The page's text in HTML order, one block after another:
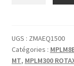
H5000-
2
UGS : ZMAEQ1500
Catégories :
MT, MPLM300